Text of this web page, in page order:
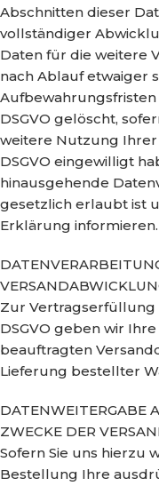
Abschnitten dieser
vollständiger
Daten für die weitere
nach Ablauf etwaiger
Aufbewahrungsfristen
DSGVO gelöscht,
weitere Nutzung Ihrer
DSGVO eingewilligt
hinausgehende
gesetzlich erlaubt ist
Erklärung informieren.
Zur Vertragserfüllung
DSGVO geben wir
beauftragten
Lieferung bestellter
DATENWEITERGABE
ZWECKE DER
Sofern Sie uns hierzu
Bestellung Ihre